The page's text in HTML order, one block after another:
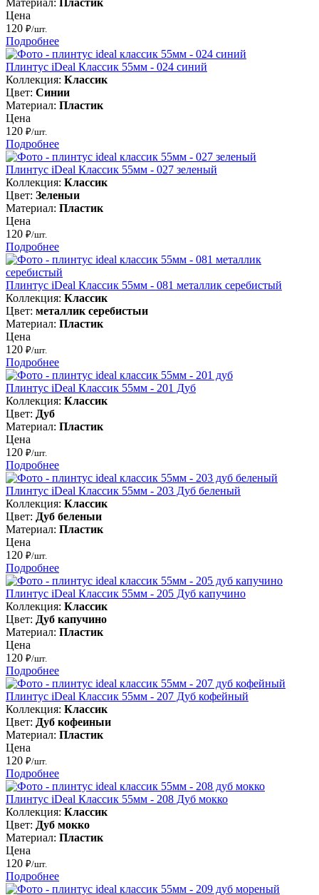
Материал: Пластик
Цена
120 ₽/шт.
Подробнее
Плинтус iDeal Классик 55мм - 024 синий
Коллекция: Классик
Цвет: Синии
Материал: Пластик
Цена
120 ₽/шт.
Подробнее
Плинтус iDeal Классик 55мм - 027 зеленый
Коллекция: Классик
Цвет: Зеленыи
Материал: Пластик
Цена
120 ₽/шт.
Подробнее
Плинтус iDeal Классик 55мм - 081 металлик серебистый
Коллекция: Классик
Цвет: металлик серебистыи
Материал: Пластик
Цена
120 ₽/шт.
Подробнее
Плинтус iDeal Классик 55мм - 201 Дуб
Коллекция: Классик
Цвет: Дуб
Материал: Пластик
Цена
120 ₽/шт.
Подробнее
Плинтус iDeal Классик 55мм - 203 Дуб беленый
Коллекция: Классик
Цвет: Дуб беленыи
Материал: Пластик
Цена
120 ₽/шт.
Подробнее
Плинтус iDeal Классик 55мм - 205 Дуб капучино
Коллекция: Классик
Цвет: Дуб капучино
Материал: Пластик
Цена
120 ₽/шт.
Подробнее
Плинтус iDeal Классик 55мм - 207 Дуб кофейный
Коллекция: Классик
Цвет: Дуб кофеиныи
Материал: Пластик
Цена
120 ₽/шт.
Подробнее
Плинтус iDeal Классик 55мм - 208 Дуб мокко
Коллекция: Классик
Цвет: Дуб мокко
Материал: Пластик
Цена
120 ₽/шт.
Подробнее